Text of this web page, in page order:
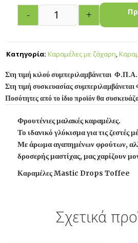
- +
Κατηγορία: Καραμέλες με ζάχαρη,
Στη τιμή κιλού συμπεριλαμβάνεται Φ.Π.Α.
Στη τιμή συσκευασίας
Ποσότητες από το ίδιο προϊόν θα
Φρουτένιες μαλακές καραμέλες.
Το ιδανικό γλύκισμα για τις ζεστές
Με άρωμα αγαπημένων φρούτων,
δροσερής μαστίχας, μας χαρίζουν
Καραμέλες Mastic Drops Toffee
Σχετικά